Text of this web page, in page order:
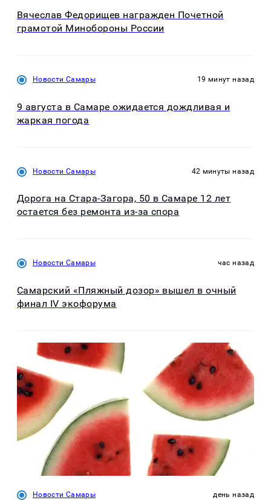
Вячеслав Федорищев награжден Почетной
грамотой Минобороны России
Новости Самары 19 минут назад
9 августа в Самаре ожидается дождливая и
жаркая погода
Новости Самары 42 минуты назад
Дорога на Стара-Загора, 50 в Самаре 12 лет
остается без ремонта из-за спора
Новости Самары час назад
Самарский «Пляжный дозор» вышел в очный
финал IV экофорума
Новости Самары день назад